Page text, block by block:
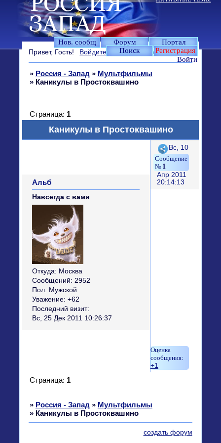
Нов. сообщ Форум
Портал
Поиск
Регистрация
Войти
Привет, Гость! Войдите илизарегистрируйтесь.
» Россия - Запад » Мультфильмы
» Каникулы в Простоквашино
Каникулы в Простоквашино
Страница: 1
Поделиться
1
Вс, 10
Апр 2011
20:14:13
Альб
Навсегда с вами
Откуда: Москва
Сообщений: 2952
Пол: Мужской
Уважение: +62
Последний визит:
Вс, 25 Дек 2011 10:26:37
+1
Страница: 1
» Россия - Запад » Мультфильмы
» Каникулы в Простоквашино
создать форум